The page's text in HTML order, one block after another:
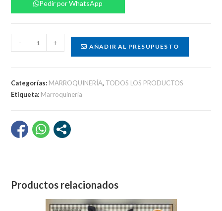
Pedir por WhatsApp
ejecutiva
- + AÑADIR AL PRESUPUESTO
Categorías: MARROQUINERÍA, TODOS LOS PRODUCTOS
Etiqueta: Marroquinería
Productos relacionados